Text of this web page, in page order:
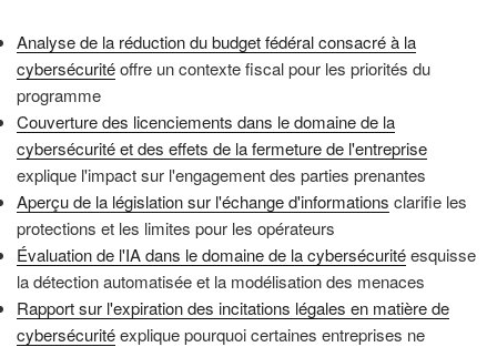
Analyse de la réduction du budget fédéral consacré à la
cybersécuritéoffre un contexte fiscal pour les priorités du
programme
Couverture des licenciements dans le domaine de la
cybersécurité et des effets de la fermeture de l'entreprise
explique l'impact sur l'engagement des parties prenantes
Aperçu de la législation sur l'échange d'informations clarifie les
protections et les limites pour les opérateurs
Évaluation de l'IA dans le domaine de la cybersécuritéesquisse
la détection automatisée et la modélisation des menaces
Rapport sur l'expiration des incitations légales en matière de
cybersécuritéexplique pourquoi certaines entreprises ne